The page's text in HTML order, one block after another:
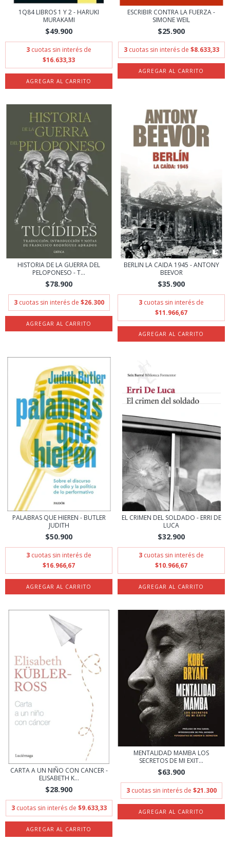
1Q84 LIBROS 1 Y 2 - HARUKI
MURAKAMI
$49.900
3 cuotas sin interés de
$16.633,33
ESCRIBIR CONTRA LA FUERZA -
SIMONE WEIL
$25.900
3 cuotas sin interés de $8.633,33
HISTORIA DE LA GUERRA DEL
PELOPONESO - T...
$78.900
3 cuotas sin interés de $26.300
BERLIN LA CAIDA 1945 - ANTONY
BEEVOR
$35.900
3 cuotas sin interés de
$11.966,67
PALABRAS QUE HIEREN - BUTLER
JUDITH
$50.900
3 cuotas sin interés de
$16.966,67
EL CRIMEN DEL SOLDADO - ERRI DE
LUCA
$32.900
3 cuotas sin interés de
$10.966,67
CARTA A UN NIÑO CON CANCER -
ELISABETH K...
$28.900
3 cuotas sin interés de $9.633,33
MENTALIDAD MAMBA LOS
SECRETOS DE MI EXIT...
$63.900
3 cuotas sin interés de $21.300